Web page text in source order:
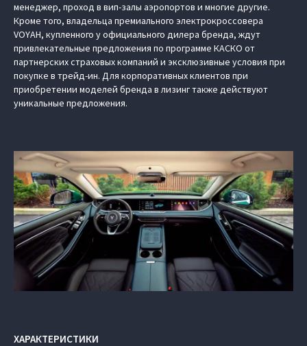
менеджер, проход в вип-залы аэропортов и многие другие.
Кроме того, владельца премиального электрокроссовера
VOYAH, купленного у официального дилера бренда, ждут
привлекательные предложения по программе КАСКО от
партнерских страховых компаний и эксклюзивные условия при
покупке в трейд-ин. Для корпоративных клиентов при
приобретении моделей бренда в лизинг также действуют
уникальные предложения.
ХАРАКТЕРИСТИКИ